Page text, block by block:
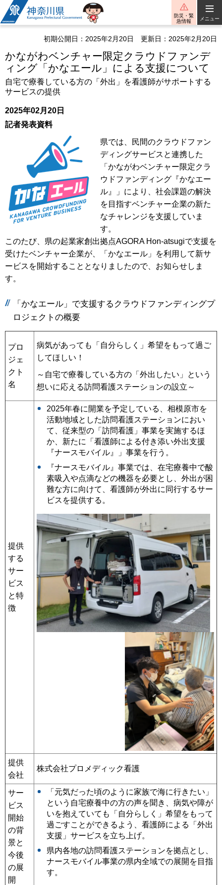
神奈川県
防災・緊
急情報
メニュー
初期公開日：2025年2月20日 更新日：2025年2月20日
かながわベンチャー限定クラウドファンデ
ィング「かなエール」による支援について
自宅で療養している方の「外出」を看護師がサポートする
サービスの提供
2025年02月20日
記者発表資料
県では、民間のクラウドファン
ディングサービスと連携した
「かながわベンチャー限定クラ
ウドファンディング『かなエー
ル』」により、社会課題の解決
を目指すベンチャー企業の新た
なチャレンジを支援していま
す。
このたび、県の起業家創出拠点AGORA Hon-atsugiで支援を
受けたベンチャー企業が、「かなエール」を利用して新サ
ービスを開始することとなりましたので、お知らせしま
す。
「かなエール」で支援するクラウドファンディングプ
ロジェクトの概要
プロ
ジェ
クト
名
病気があっても「自分らしく」希望をもって過ご
してほしい！
～自宅で療養している方の「外出したい」という
想いに応える訪問看護ステーションの設立～
提供
する
サー
ビス
と特
徴
2025年春に開業を予定している、相模原市を
活動地域とした訪問看護ステーションにおい
て、従来型の「訪問看護」事業を実施するほ
か、新たに「看護師による付き添い外出支援
『ナースモバイル』」事業を行う。
『ナースモバイル』事業では、在宅療養中で酸
素吸入や点滴などの機器を必要とし、外出が困
難な方に向けて、看護師が外出に同行するサー
ビスを提供する。
提供
会社
株式会社プロメディック看護
サー
ビス
開始
の背
景と
今後
の展
開
「元気だった頃のように家族で海に行きたい」
という自宅療養中の方の声を聞き、病気や障が
いを抱えていても「自分らしく」希望をもって
過ごすことができるよう、看護師による「外出
支援」サービスを立ち上げ。
県内各地の訪問看護ステーションを拠点とし、
ナースモバイル事業の県内全域での展開を目指
す。